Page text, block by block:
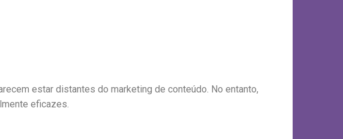
estar distantes do marketing de conteúdo. No entanto,
eficazes.